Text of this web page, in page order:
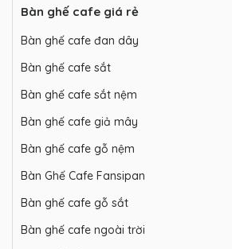
Bàn ghế cafe giá rẻ
Bàn ghế cafe đan dây
Bàn ghế cafe sắt
Bàn ghế cafe sắt nệm
Bàn ghế cafe giả mây
Bàn ghế cafe gỗ nệm
Bàn Ghế Cafe Fansipan
Bàn ghế cafe gỗ sắt
Bàn ghế cafe ngoài trời